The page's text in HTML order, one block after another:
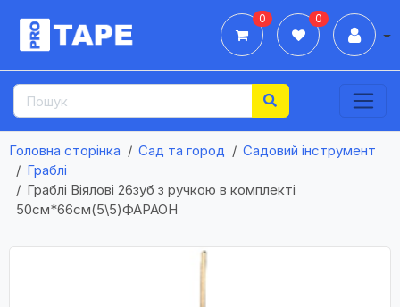
0 0
Головна сторінка Сад та город
Садовий інструмент
Граблі
Граблі Віялові 26зуб з ручкою в комплекті
50см*66см(5\5)ФАРАОН